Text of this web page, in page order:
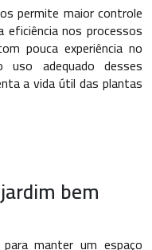
permite maior controle
nos processos
pouca experiência no
adequado desses
a vida útil das plantas
bem
manter um espaço